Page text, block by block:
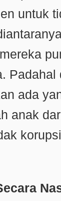
untuk
Padahal
ada
anak